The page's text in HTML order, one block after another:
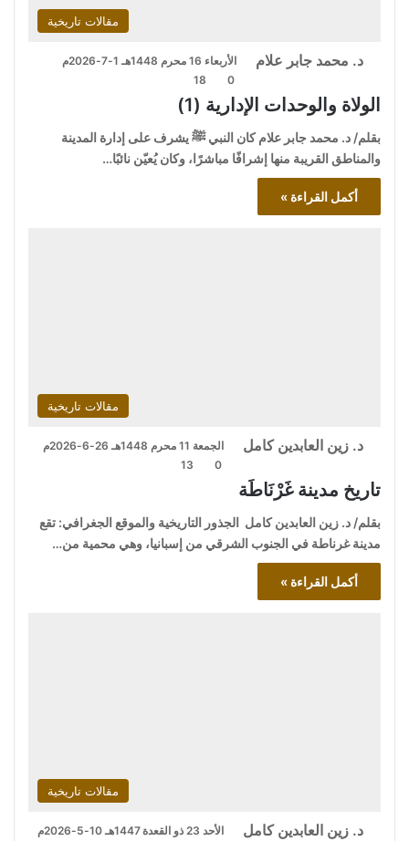
مقالات تاريخية
د. محمد جابر علام
الأربعاء 16 محرم 1448هـ 1-7-2026م
0
18
الولاة والوحدات الإدارية (1)
بقلم/ د. محمد جابر علام كان النبي ﷺ يشرف على إدارة المدينة
والمناطق القريبة منها إشرافًا مباشرًا، وكان يُعيّن نائبًا…
أكمل القراءة »
مقالات تاريخية
د. زين العابدين كامل
الجمعة 11 محرم 1448هـ 26-6-2026م
0
13
تاريخ مدينة غَرْنَاطَة
بقلم/ د. زين العابدين كامل الجذور التاريخية والموقع الجغرافي: تقع
مدينة غرناطة في الجنوب الشرقي من إسبانيا، وهي محمية من…
أكمل القراءة »
مقالات تاريخية
د. زين العابدين كامل
الأحد 23 ذو القعدة 1447هـ 10-5-2026م